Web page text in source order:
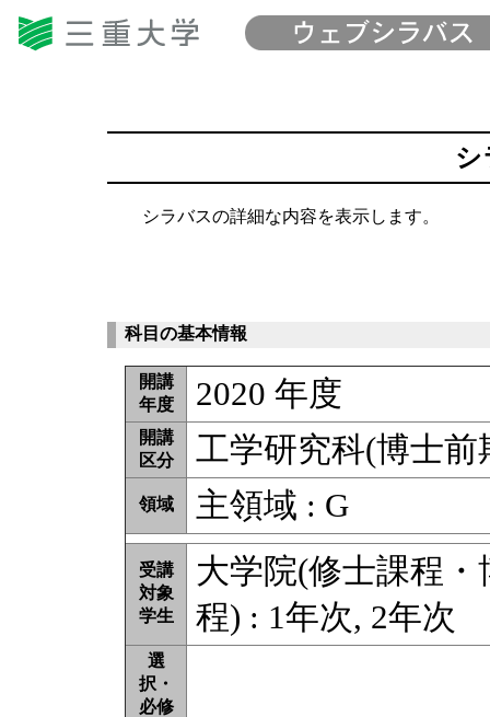
シ
シラバスの詳細な内容を表示します。
科目の基本情報
開講
年度
2020 年度
開講
区分
工学研究科(博士
領域 主領域 : G
受講
対象
学生
大学院(修士課程
程) : 1年次, 2年次
選
択・
必修